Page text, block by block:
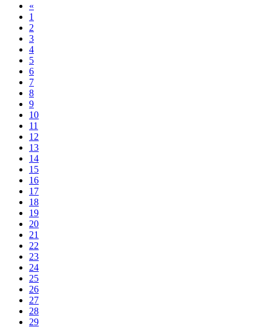
«
1
2
3
4
5
6
7
8
9
10
11
12
13
14
15
16
17
18
19
20
21
22
23
24
25
26
27
28
29